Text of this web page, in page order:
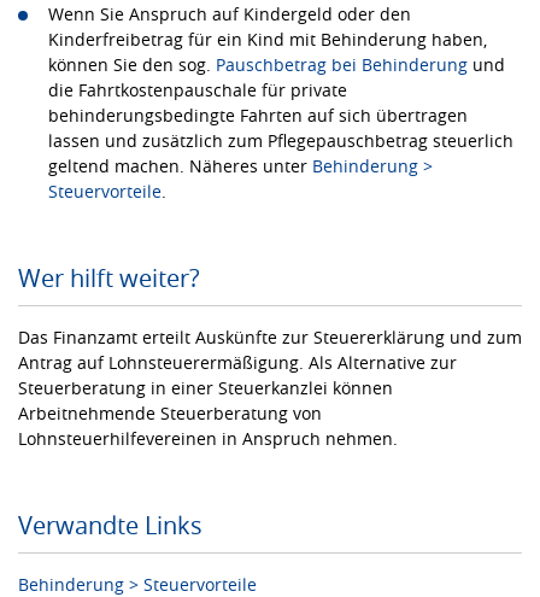
Wenn Sie Anspruch auf Kindergeld oder den
Kinderfreibetrag für ein Kind mit Behinderung haben,
können Sie den sog. Pauschbetrag bei Behinderung und
die Fahrtkostenpauschale für private
behinderungsbedingte Fahrten auf sich übertragen
lassen und zusätzlich zum Pflegepauschbetrag steuerlich
geltend machen. Näheres unter Behinderung >
Steuervorteile
Wer hilft weiter?
Das Finanzamt erteilt Auskünfte zur Steuererklärung und zum
Antrag auf Lohnsteuerermäßigung. Als Alternative zur
Steuerberatung in einer Steuerkanzlei können
Arbeitnehmende Steuerberatung von
Lohnsteuerhilfevereinen in Anspruch nehmen.
Verwandte Links
Behinderung > Steuervorteile